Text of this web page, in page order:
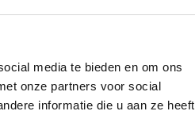
media te bieden en om ons
onze partners voor social
informatie die u aan ze heeft